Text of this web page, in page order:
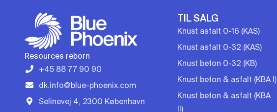
Resources reborn
+45 88 77 90 90
dk.info@blue-phoenix.com
Selinevej 4, 2300 København
TIL SALG
Knust asfalt 0-16 (KAS)
Knust asfalt 0-32 (KAS)
Knust beton 0-32 (KB)
Knust beton & asfalt (KBA I)
Knust beton & asfalt (KBA
II)